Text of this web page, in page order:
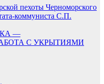
пехоты Черноморского
коммуниста С.П.
—
С УКРЫТИЯМИ